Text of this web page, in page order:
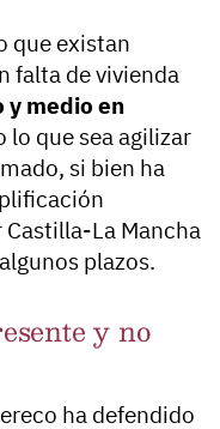
que existan
falta de vivienda
y medio en
lo que sea agilizar
si bien ha
La Mancha
plazos.
y no
ha defendido